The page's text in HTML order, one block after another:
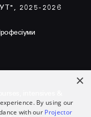
2025-2026
intensives &
×
By using our
with our Projector